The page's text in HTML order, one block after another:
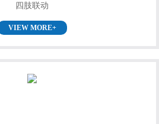
四肢联动
VIEW MORE+